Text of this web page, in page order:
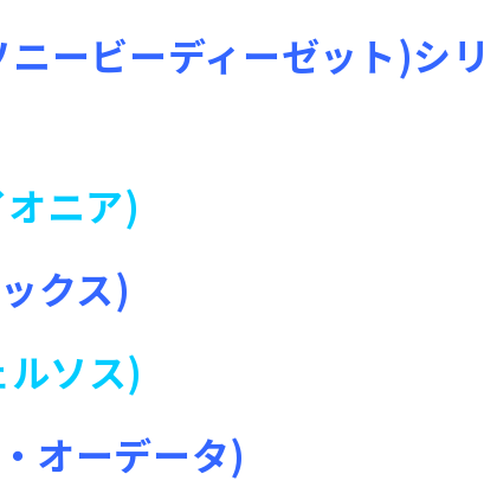
ニービーディーゼット)シリ
オニア)
ックス)
ルソス)
オーデータ)